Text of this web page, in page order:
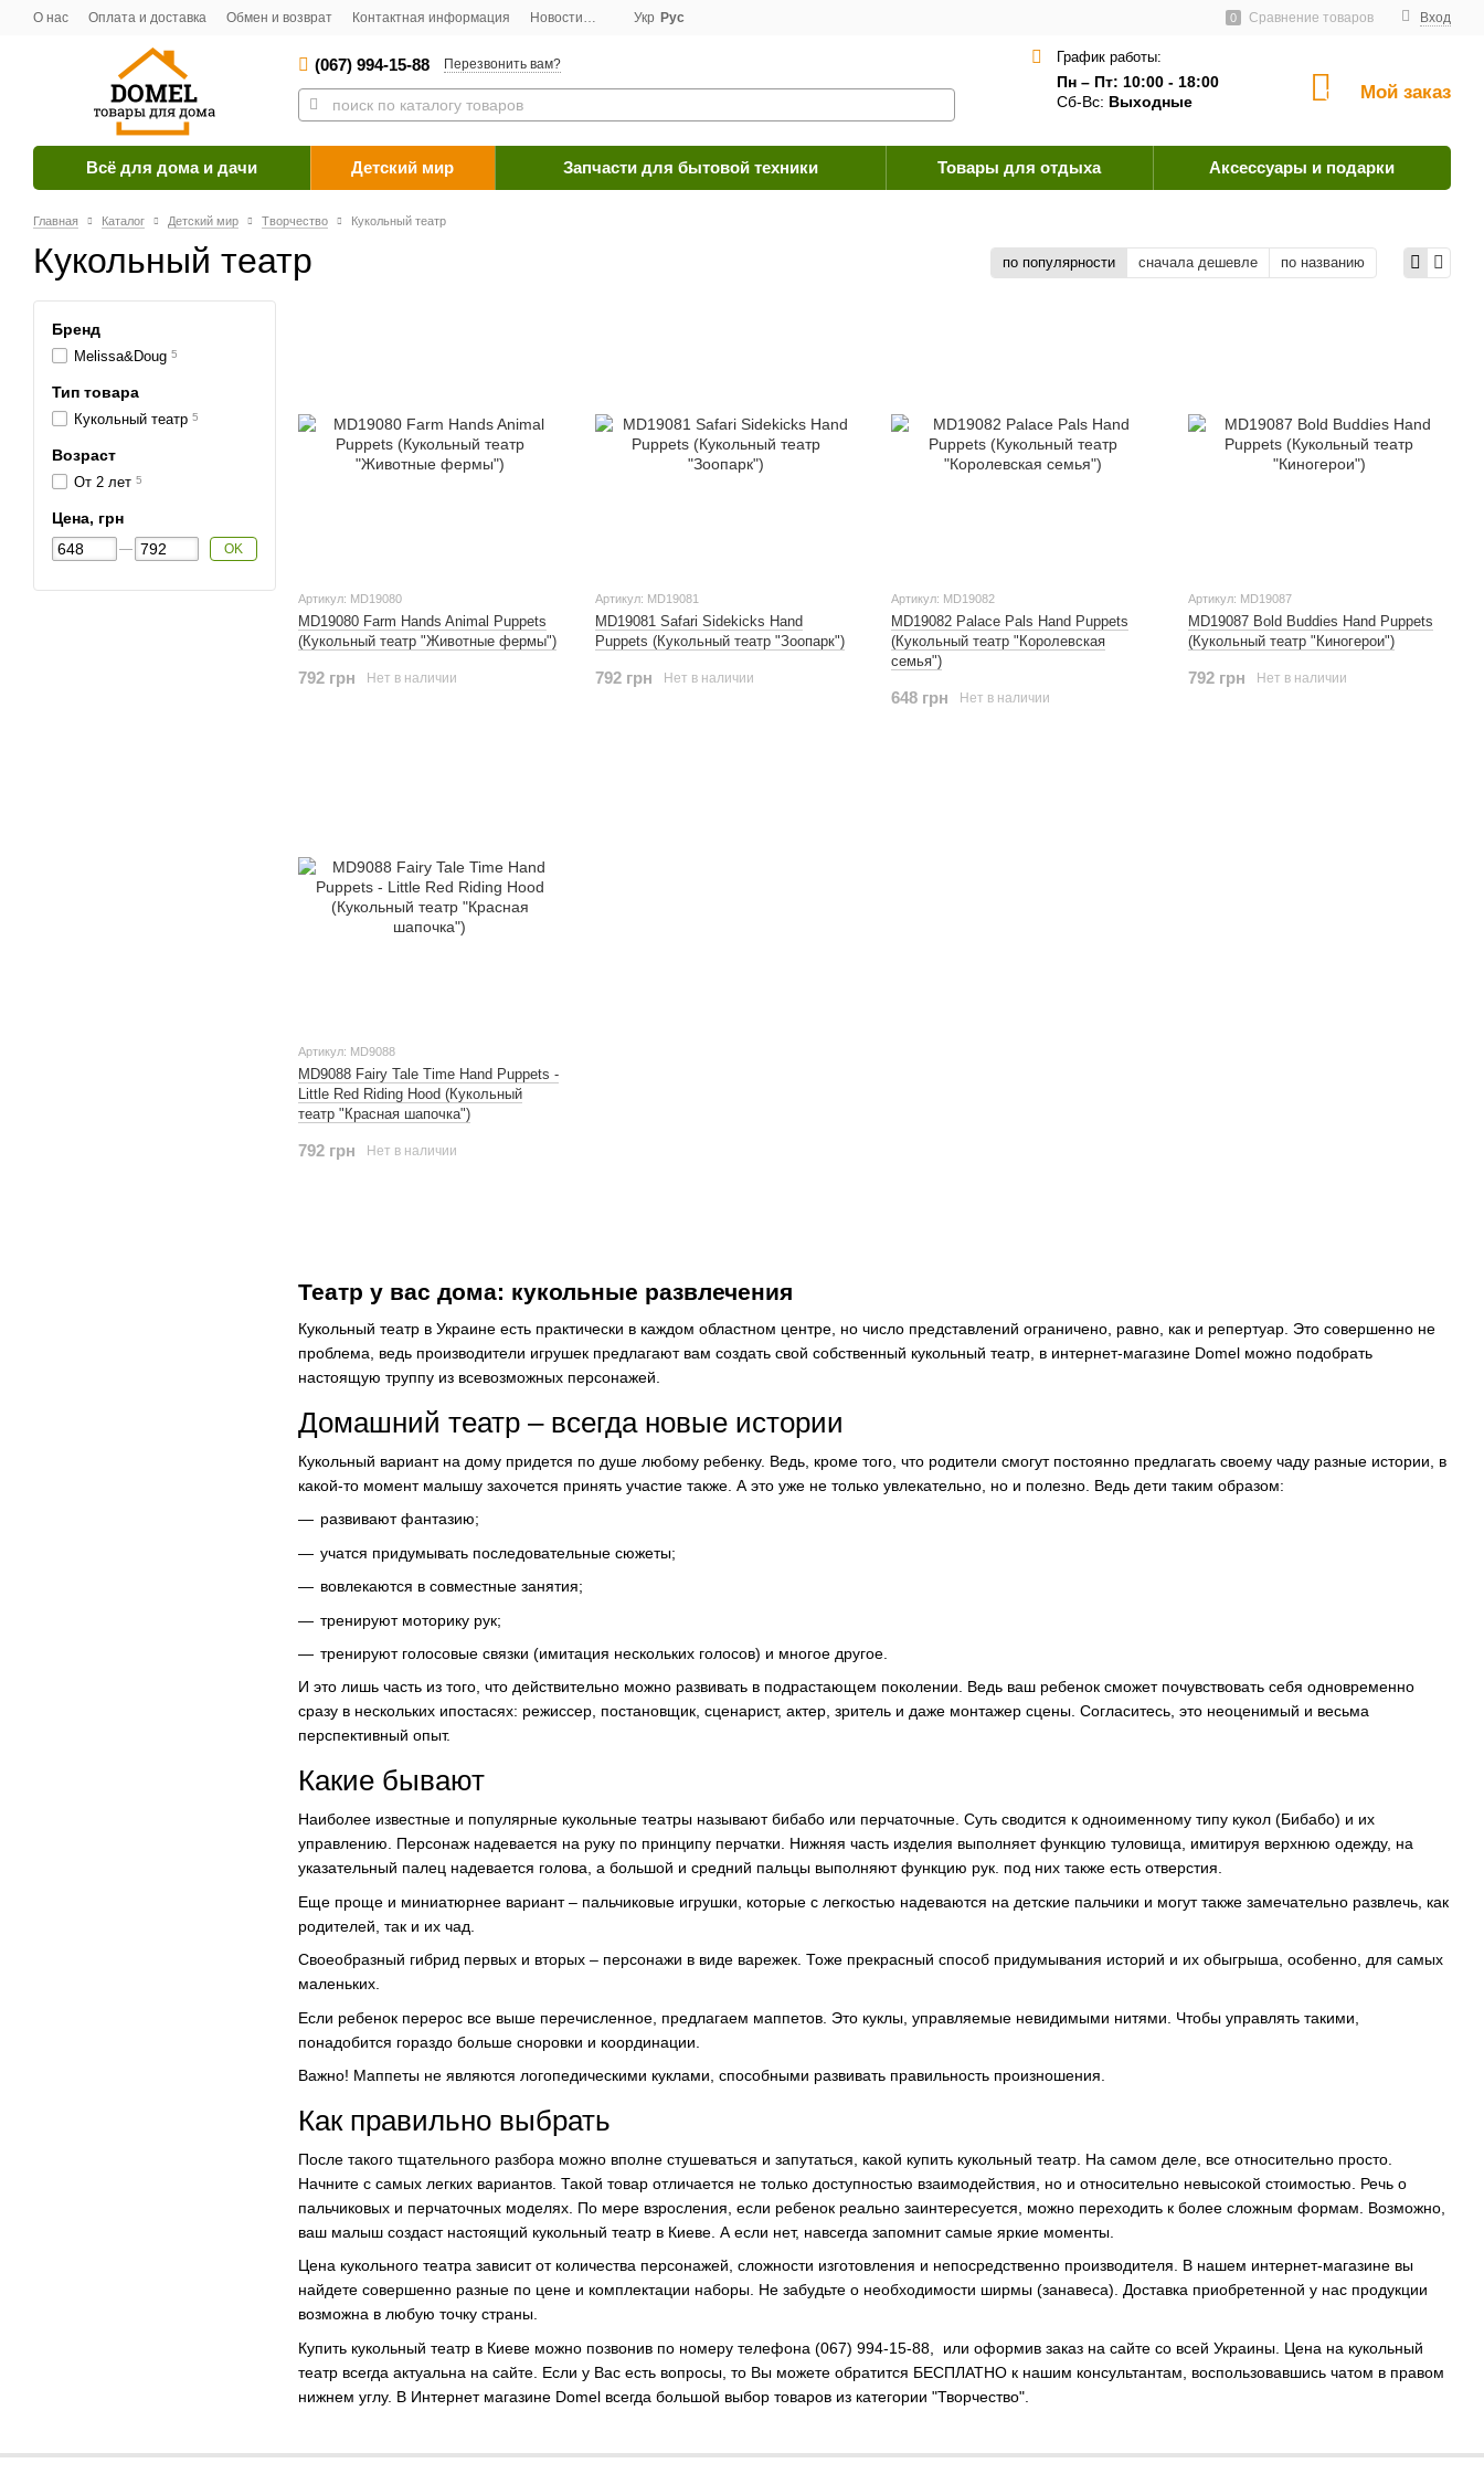
О нас Оплата и доставка Обмен и возврат Контактная информация Новости Договор публичной оферты Пользовательское соглашение Как оплатить? Вход
0 Сравнение товаров
Укр Рус
(067) 994-15-88 Перезвонить вам? График работы:
Пн – Пт: 10:00 - 18:00
Сб-Вс: Выходные 0 Мой заказ
Всё для дома и дачи Детский мир Запчасти для бытовой техники Товары для отдыха Аксессуары и подарки
Главная Каталог Детский мир Творчество Кукольный театр
Кукольный театр
Театр у вас дома: кукольные развлечения
Кукольный театр в Украине есть практически в каждом областном центре, но число представлений ограничено, равно, как и репертуар. Это совершенно не
проблема, ведь производители игрушек предлагают вам создать свой собственный кукольный театр, в интернет-магазине Domel можно подобрать
настоящую труппу из всевозможных персонажей.
Домашний театр – всегда новые истории
Кукольный вариант на дому придется по душе любому ребенку. Ведь, кроме того, что родители смогут постоянно предлагать своему чаду разные истории, в
какой-то момент малышу захочется принять участие также. А это уже не только увлекательно, но и полезно. Ведь дети таким образом:
развивают фантазию;
учатся придумывать последовательные сюжеты;
вовлекаются в совместные занятия;
тренируют моторику рук;
тренируют голосовые связки (имитация нескольких голосов) и многое другое.
И это лишь часть из того, что действительно можно развивать в подрастающем поколении. Ведь ваш ребенок сможет почувствовать себя одновременно
сразу в нескольких ипостасях: режиссер, постановщик, сценарист, актер, зритель и даже монтажер сцены. Согласитесь, это неоценимый и весьма
перспективный опыт.
Какие бывают
Наиболее известные и популярные кукольные театры называют бибабо или перчаточные. Суть сводится к одноименному типу кукол (Бибабо) и их
управлению. Персонаж надевается на руку по принципу перчатки. Нижняя часть изделия выполняет функцию туловища, имитируя верхнюю одежду, на
указательный палец надевается голова, а большой и средний пальцы выполняют функцию рук. под них также есть отверстия.
Еще проще и миниатюрнее вариант – пальчиковые игрушки, которые с легкостью надеваются на детские пальчики и могут также замечательно развлечь, как
родителей, так и их чад.
Своеобразный гибрид первых и вторых – персонажи в виде варежек. Тоже прекрасный способ придумывания историй и их обыгрыша, особенно, для самых
маленьких.
Если ребенок перерос все выше перечисленное, предлагаем маппетов. Это куклы, управляемые невидимыми нитями. Чтобы управлять такими,
понадобится гораздо больше сноровки и координации.
Важно! Маппеты не являются логопедическими куклами, способными развивать правильность произношения.
Как правильно выбрать
После такого тщательного разбора можно вполне стушеваться и запутаться, какой купить кукольный театр. На самом деле, все относительно просто.
Начните с самых легких вариантов. Такой товар отличается не только доступностью взаимодействия, но и относительно невысокой стоимостью. Речь о
пальчиковых и перчаточных моделях. По мере взросления, если ребенок реально заинтересуется, можно переходить к более сложным формам. Возможно,
ваш малыш создаст настоящий кукольный театр в Киеве. А если нет, навсегда запомнит самые яркие моменты.
Цена кукольного театра зависит от количества персонажей, сложности изготовления и непосредственно производителя. В нашем интернет-магазине вы
найдете совершенно разные по цене и комплектации наборы. Не забудьте о необходимости ширмы (занавеса). Доставка приобретенной у нас продукции
возможна в любую точку страны.
Купить кукольный театр в Киеве можно позвонив по номеру телефона (067) 994-15-88, или оформив заказ на сайте со всей Украины. Цена на кукольный
театр всегда актуальна на сайте. Если у Вас есть вопросы, то Вы можете обратится БЕСПЛАТНО к нашим консультантам, воспользовавшись чатом в правом
нижнем углу. В Интернет магазине Domel всегда большой выбор товаров из категории "Творчество".
по популярности сначала дешевле по названию
Артикул: MD19080
MD19080 Farm Hands Animal Puppets
(Кукольный театр "Животные фермы")
792 грн Нет в наличии
Артикул: MD19081
MD19081 Safari Sidekicks Hand
Puppets (Кукольный театр "Зоопарк")
792 грн Нет в наличии
Артикул: MD19082
MD19082 Palace Pals Hand Puppets
(Кукольный театр "Королевская
семья")
648 грн Нет в наличии
Артикул: MD19087
MD19087 Bold Buddies Hand Puppets
(Кукольный театр "Киногерои")
792 грн Нет в наличии
Артикул: MD9088
MD9088 Fairy Tale Time Hand Puppets -
Little Red Riding Hood (Кукольный
театр "Красная шапочка")
792 грн Нет в наличии
Бренд
Melissa&Doug 5
Тип товара
Кукольный театр 5
Возраст
От 2 лет 5
Цена, грн
OK